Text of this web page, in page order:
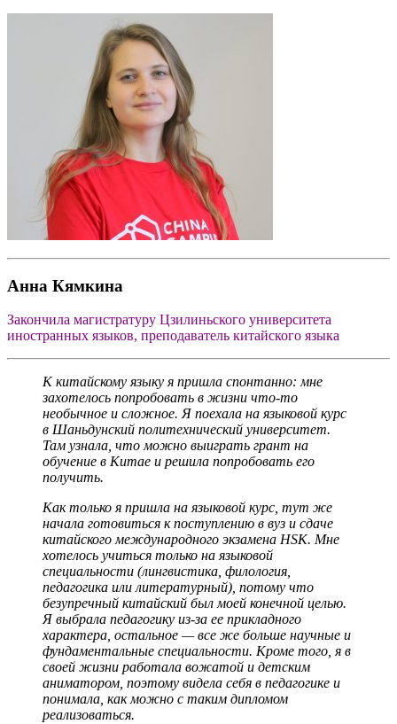
Анна Кямкина
Закончила магистратуру Цзилиньского университета
иностранных языков, преподаватель китайского языка
К китайскому языку я пришла спонтанно: мне
захотелось попробовать в жизни что-то
необычное и сложное. Я поехала на языковой курс
в Шаньдунский политехнический университет.
Там узнала, что можно выиграть грант на
обучение в Китае и решила попробовать его
получить.
Как только я пришла на языковой курс, тут же
начала готовиться к поступлению в вуз и сдаче
китайского международного экзамена HSK. Мне
хотелось учиться только на языковой
специальности (лингвистика, филология,
педагогика или литературный), потому что
безупречный китайский был моей конечной целью.
Я выбрала педагогику из-за ее прикладного
характера, остальное — все же больше научные и
фундаментальные специальности. Кроме того, я в
своей жизни работала вожатой и детским
аниматором, поэтому видела себя в педагогике и
понимала, как можно с таким дипломом
реализоваться.